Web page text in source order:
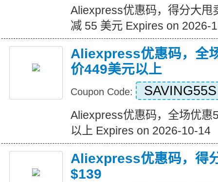
Aliexpress优惠码，得分大甩
减 55 美元 Expires on 2026-
Aliexpress优惠码，全
价449美元以上
Coupon Code: SAVING55S
Aliexpress优惠码，全场优惠
以上 Expires on 2026-10-14
Aliexpress优惠码，得
$139